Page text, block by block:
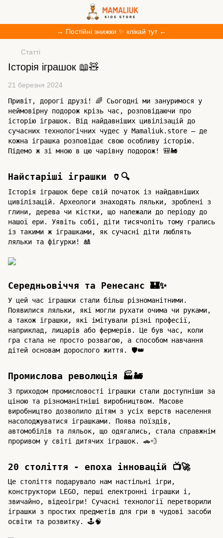
→ Постійні знижки ✨ клікай тут ←
Статті
Історія іграшок 📖🧸
21 березня 2024
Привіт, дорогі друзі! 🌈 Сьогодні ми зануримося у
неймовірну подорож крізь час, розповідаючи про
історію іграшок. Від найдавніших цивілізацій до
сучасних технологічних чудес у Mamaliuk.store — де
кожна іграшка розповідає свою особливу історію.
Підемо ж зі мною в цю чарівну подорож! 🎒🚂
Найстаріші іграшки 🏺🔍
Історія іграшок бере свій початок із найдавніших
цивілізацій. Археологи знаходять ляльки, зроблені з
глини, дерева чи кістки, що належали до періоду до
нашої ери. Уявіть собі, діти тисячоліть тому грались
із такими ж іграшками, як сучасні діти люблять
ляльки та фігурки! 🎎
Середньовіччя та Ренесанс 🏰✨
У цей час іграшки стали більш різноманітними.
Появилися ляльки, які могли рухати очима чи руками,
а також іграшки, які імітували різні професії,
наприклад, лицарів або фермерів. Це був час, коли
гра стала не просто розвагою, а способом навчання
дітей основам дорослого життя. 🛡👑
Промислова революція 🏭🚂
З приходом промисловості іграшки стали доступніши за
ціною та різноманітніші виробництвом. Масове
виробництво дозволило дітям з усіх верств населення
насолоджуватися іграшками. Поява поїздів,
автомобілів та ляльок, що одягались, стала справжнім
проривом у світі дитячих іграшок. 🚗💨
20 століття - епоха інновацій 📺🚀
Це століття подарувало нам настільні ігри,
конструктори LEGO, перші електронні іграшки і,
звичайно, відеоігри! Сучасні технології перетворили
іграшки з простих предметів для гри в чудові засоби
освіти та розвитку. 🕹🧠